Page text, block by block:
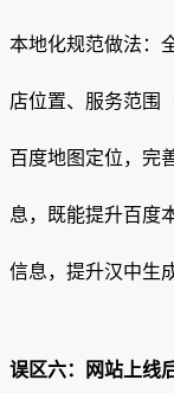
本地化规范做法：
店位置、服务范围
百度地图定位，完
息，既能提升百度
信息，提升汉中生
误区六：网站上线